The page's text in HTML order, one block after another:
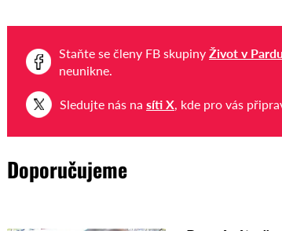
Staňte se členy FB skupinyŽivot v
neunikne.
Sledujte nás nasíti X , kde pro vás
Doporučujeme